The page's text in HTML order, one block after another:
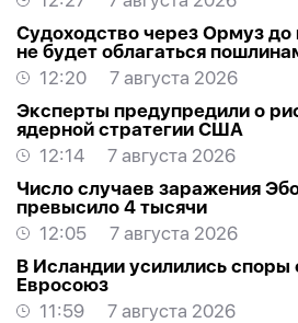
Судоходство через Ормуз до
не будет облагаться
12:20
7 августа 2026
Эксперты предупредили о
ядерной стратегии США
12:14
7 августа 2026
Число случаев заражения
превысило 4 тысячи
12:05
7 августа 2026
В Исландии усилились споры
Евросоюз
11:59
7 августа 2026